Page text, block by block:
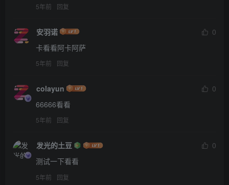
5年前 回复
安羽诺
0
卡看看阿卡阿萨
5年前 回复
colayun
0
66666看看
5年前 回复
发光的土豆
0
测试一下看看
5年前 回复